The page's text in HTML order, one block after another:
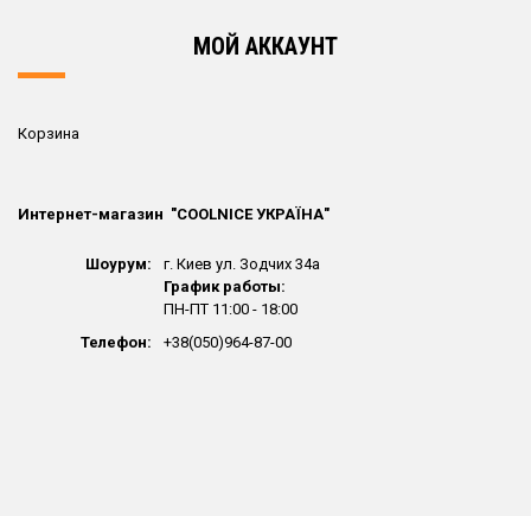
Краска для замши и нубука
МОЙ АККАУНТ
Корзина
Интернет-магазин "СOOLNICE УКРАЇНА"
Шоурум:
г. Киев ул. Зодчих 34а
График работы:
ПН-ПТ 11:00 - 18:00
Телефон:
+38(050)964-87-00